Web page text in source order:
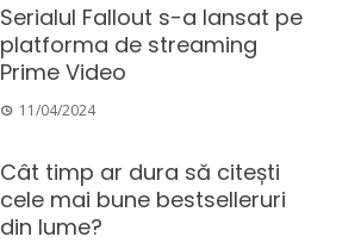
Serialul Fallout s-a lansat pe
platforma de streaming
Prime Video
11/04/2024
Cât timp ar dura să citești
cele mai bune bestselleruri
din lume?